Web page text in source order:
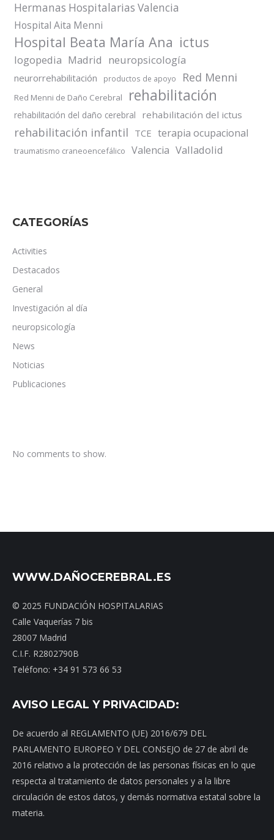
Hermanas Hospitalarias Valencia
Hospital Aita Menni
Hospital Beata María Ana ictus
logopedia Madrid neuropsicología
neurorrehabilitación productos de apoyo Red Menni
Red Menni de Daño Cerebral rehabilitación
rehabilitación del daño cerebral rehabilitación del ictus
rehabilitación infantil TCE terapia ocupacional
traumatismo craneoencefálico Valencia Valladolid
CATEGORÍAS
Activities
Destacados
General
Investigación al día
neuropsicología
News
Noticias
Publicaciones
No comments to show.
WWW.DAÑOCEREBRAL.ES
© 2025 FUNDACIÓN HOSPITALARIAS
Calle Vaquerías 7 bis
28007 Madrid
C.I.F. R2802790B
Teléfono: +34 91 573 66 53
AVISO LEGAL Y PRIVACIDAD:
De acuerdo al REGLAMENTO (UE) 2016/679 DEL
PARLAMENTO EUROPEO Y DEL CONSEJO de 27 de abril de
2016 relativo a la protección de las personas físicas en lo que
respecta al tratamiento de datos personales y a la libre
circulación de estos datos, y demás normativa estatal sobre la
materia.